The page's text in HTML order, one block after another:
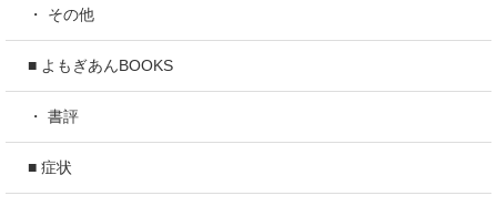
・ その他
■ よもぎあんBOOKS
・ 書評
■ 症状